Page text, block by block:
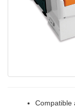
Compatible